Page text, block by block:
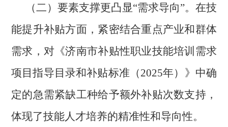
（二）要素支撑更凸显“需求导向”。在技
能提升补贴方面，紧密结合重点产业和群体
需求，对《济南市补贴性职业技能培训需求
项目指导目录和补贴标准（2025年）》中确
定的急需紧缺工种给予额外补贴次数支持，
体现了技能人才培养的精准性和导向性。